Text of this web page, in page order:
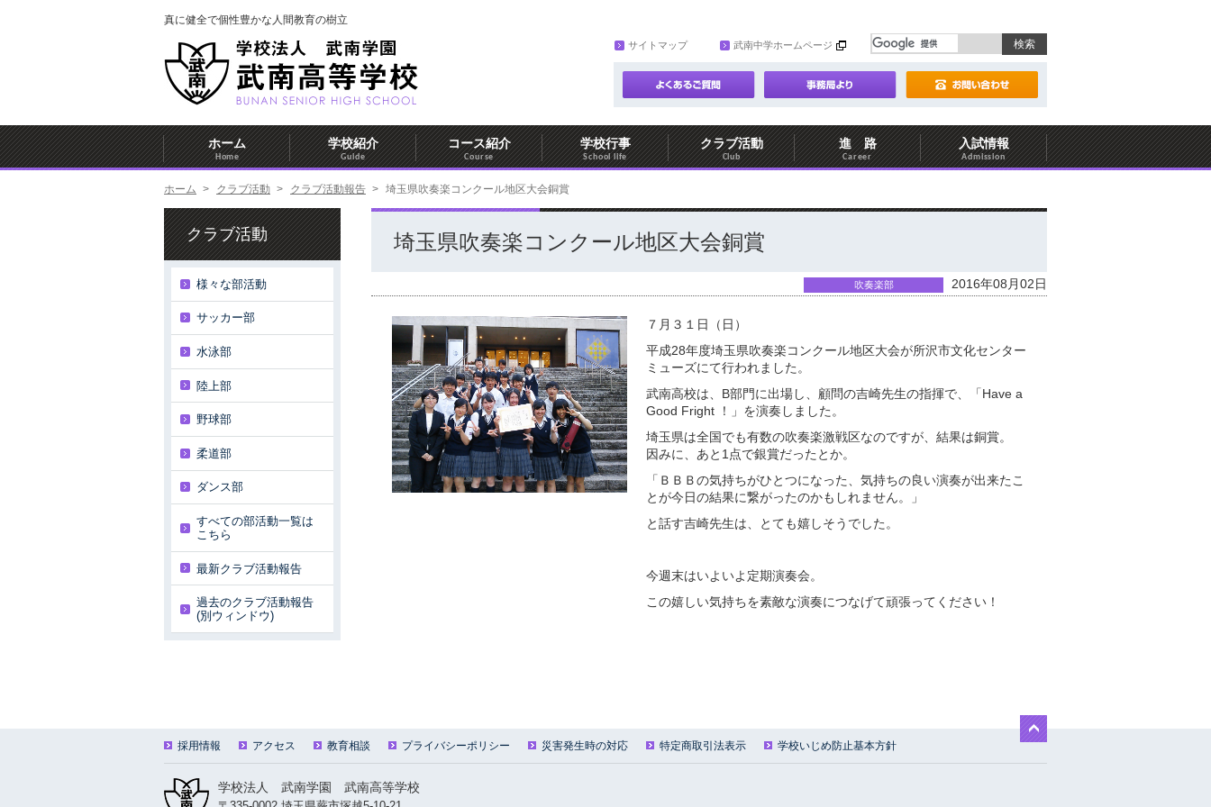
真に健全で個性豊かな人間教育の樹立
サイトマップ 武南中学ホームページ
ホーム
Home
学校紹介
Guide
コース紹介
Course
学校行事
School life
クラブ活動
Club
進 路
Career
入試情報
Admission
クラブ活動
様々な部活動
サッカー部
水泳部
陸上部
野球部
柔道部
ダンス部
すべての部活動一覧は
こちら
最新クラブ活動報告
過去のクラブ活動報告
(別ウィンドウ)
ホーム > クラブ活動 > クラブ活動報告 > 埼玉県吹奏楽コンクール地区大会銅賞
埼玉県吹奏楽コンクール地区大会銅賞
吹奏楽部 2016年08月02日
７月３１日（日）
平成28年度埼玉県吹奏楽コンクール地区大会が所沢市文化センター
ミューズにて行われました。
武南高校は、B部門に出場し、顧問の吉崎先生の指揮で、「Have a
Good Fright ！」を演奏しました。
埼玉県は全国でも有数の吹奏楽激戦区なのですが、結果は銅賞。
因みに、あと1点で銀賞だったとか。
「ＢＢＢの気持ちがひとつになった、気持ちの良い演奏が出来たこ
とが今日の結果に繋がったのかもしれません。」
と話す吉崎先生は、とても嬉しそうでした。
今週末はいよいよ定期演奏会。
この嬉しい気持ちを素敵な演奏につなげて頑張ってください！
採用情報 アクセス 教育相談 プライバシーポリシー 災害発生時の対応 特定商取引法表示 学校いじめ防止基本方針
学校法人 武南学園 武南高等学校